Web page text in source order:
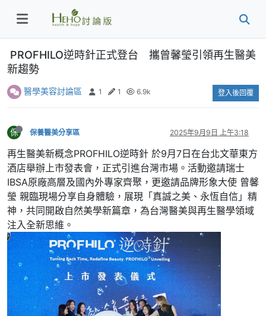
PROFHILO逆時針正式登台 攜曾馨瑩引領再生醫美
新趨勢
醫學美容討論區 1 1 6.9k 登入後回覆
保 保養醫美分享區 2025年9月9日 上午3:18
再生醫美新概念PROFHILO逆時針 於9月7日在台北文華東方
酒店舉辦上市發表會，正式引進台灣市場。活動邀請瑞士
IBSA原廠高層及國內外專家齊聚，更邀請品牌形象大使 曾馨
瑩 親臨現場分享自身體驗，展現「真誠之美、永恆自信」精
神，共同開啟自然美學新篇章，為台灣醫美與再生醫學領域
注入全新思維。